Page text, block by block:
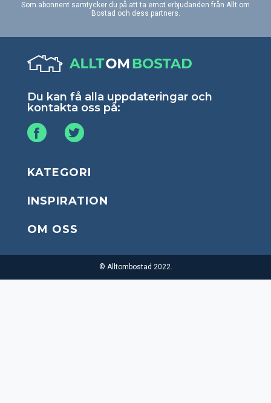
Som abonnent samtycker du på att ta emot erbjudanden från Allt om
Bostad och dess partners.
Du kan få alla uppdateringar och
kontakta oss på:
KATEGORI
INSPIRATION
OM OSS
© Alltombostad 2022.